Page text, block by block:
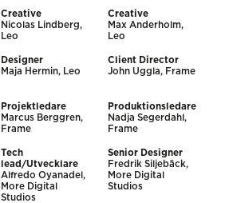
Creative
Nicolas Lindberg,
Leo
Creative
Max Anderholm,
Leo
Designer
Maja Hermin, Leo
Client Director
John Uggla, Frame
Projektledare
Marcus Berggren,
Frame
Produktionsledare
Nadja Segerdahl,
Frame
Tech
lead/Utvecklare
Alfredo Oyanadel,
More Digital
Studios
Senior Designer
Fredrik Siljebäck,
More Digital
Studios